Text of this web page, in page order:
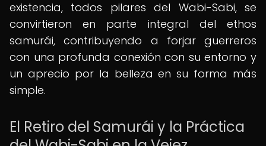
existencia, todos pilares del Wabi-Sabi, se
convirtieron en parte integral del ethos
samurái, contribuyendo a forjar guerreros
con una profunda conexión con su entorno y
un aprecio por la belleza en su forma más
simple.
El Retiro del Samurái y la Práctica